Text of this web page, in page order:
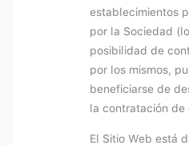
establecimientos
por la Sociedad
posibilidad de
por los mismos,
beneficiarse de
la contratación de
El Sitio Web está